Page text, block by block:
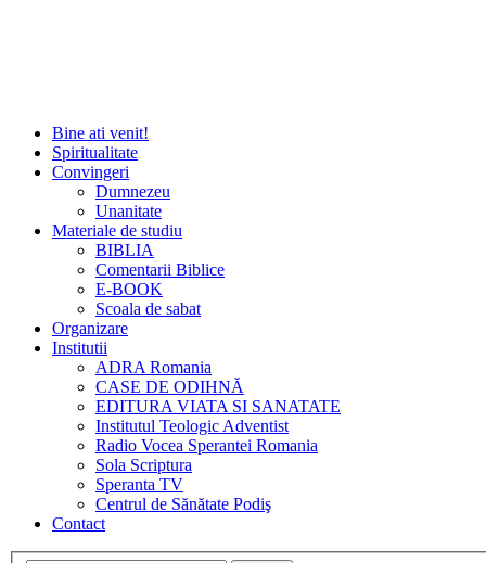
Bine ati venit!
Spiritualitate
Convingeri
Dumnezeu
Unanitate
Materiale de studiu
BIBLIA
Comentarii Biblice
E-BOOK
Scoala de sabat
Organizare
Institutii
ADRA Romania
CASE DE ODIHNĂ
EDITURA VIATA SI SANATATE
Institutul Teologic Adventist
Radio Vocea Sperantei Romania
Sola Scriptura
Speranta TV
Centrul de Sănătate Podiş
Contact